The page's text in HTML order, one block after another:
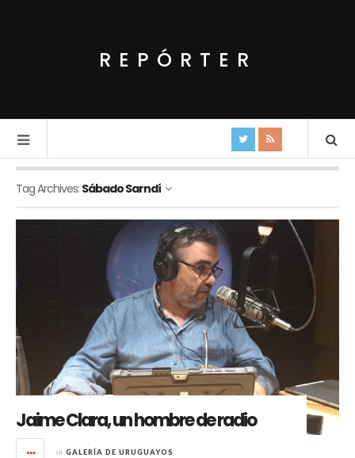
REPÓRTER
Tag Archives: Sábado Sarndí
Jaime Clara, un hombre de radio
in GALERÍA DE URUGUAYOS